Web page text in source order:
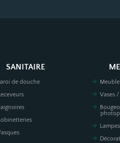
SANITAIRE
de douche
Vases
Lampes